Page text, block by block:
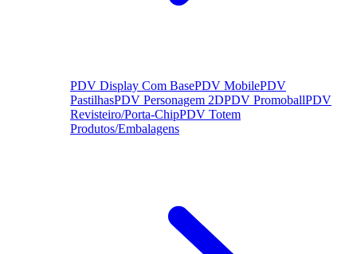
PDV Display Com BasePDV MobilePDV
PastilhasPDV Personagem 2DPDV PromoballPDV
Revisteiro/Porta-ChipPDV Totem
Produtos/Embalagens